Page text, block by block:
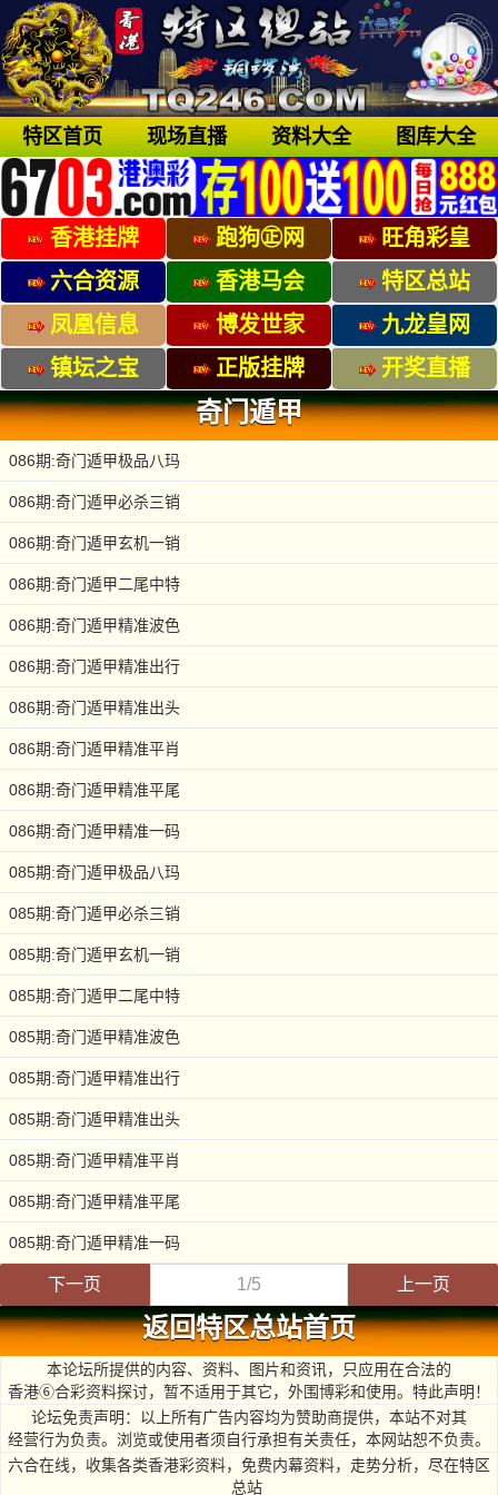
特区首页 现场直播 资料大全 图库大全
香港挂牌 跑狗㊣网
旺角彩皇
六合资源
香港马会
特区总站
凤凰信息
博发世家
九龙皇网
镇坛之宝
正版挂牌 开奖直播
奇门遁甲
086期:奇门遁甲极品八玛
086期:奇门遁甲必杀三销
086期:奇门遁甲玄机一销
086期:奇门遁甲二尾中特
086期:奇门遁甲精准波色
086期:奇门遁甲精准出行
086期:奇门遁甲精准出头
086期:奇门遁甲精准平肖
086期:奇门遁甲精准平尾
086期:奇门遁甲精准一码
085期:奇门遁甲极品八玛
085期:奇门遁甲必杀三销
085期:奇门遁甲玄机一销
085期:奇门遁甲二尾中特
085期:奇门遁甲精准波色
085期:奇门遁甲精准出行
085期:奇门遁甲精准出头
085期:奇门遁甲精准平肖
085期:奇门遁甲精准平尾
085期:奇门遁甲精准一码
下一页 1/5 上一页
返回特区总站首页
本论坛所提供的内容、资料、图片和资讯，只应用在合法的
香港⑥合彩资料探讨，暂不适用于其它，外围博彩和使用。特此声明！
论坛免责声明：以上所有广告内容均为赞助商提供，本站不对其
经营行为负责。浏览或使用者须自行承担有关责任，本网站恕不负责。
六合在线，收集各类香港彩资料，免费内幕资料，走势分析，尽在特区
总站